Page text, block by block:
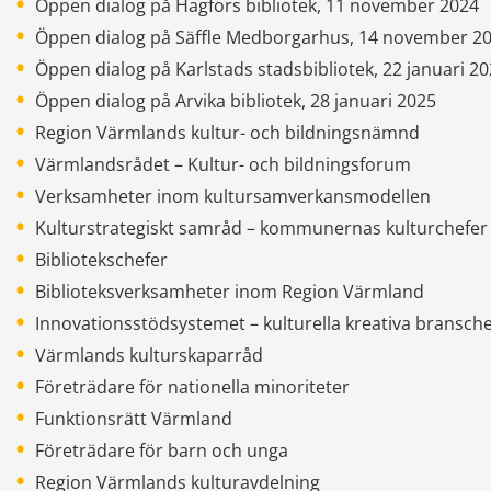
Öppen dialog på Hagfors bibliotek, 11 november 2024
Öppen dialog på Säffle Medborgarhus, 14 november
Öppen dialog på Karlstads stadsbibliotek, 22 januari
Öppen dialog på Arvika bibliotek, 28 januari 2025
Region Värmlands kultur- och bildningsnämnd
Värmlandsrådet – Kultur- och bildningsforum
Verksamheter inom kultursamverkansmodellen
Kulturstrategiskt samråd – kommunernas kulturchefer
Bibliotekschefer
Biblioteksverksamheter inom Region Värmland
Innovationsstödsystemet – kulturella kreativa
Värmlands kulturskaparråd
Företrädare för nationella minoriteter
Funktionsrätt Värmland
Företrädare för barn och unga
Region Värmlands kulturavdelning